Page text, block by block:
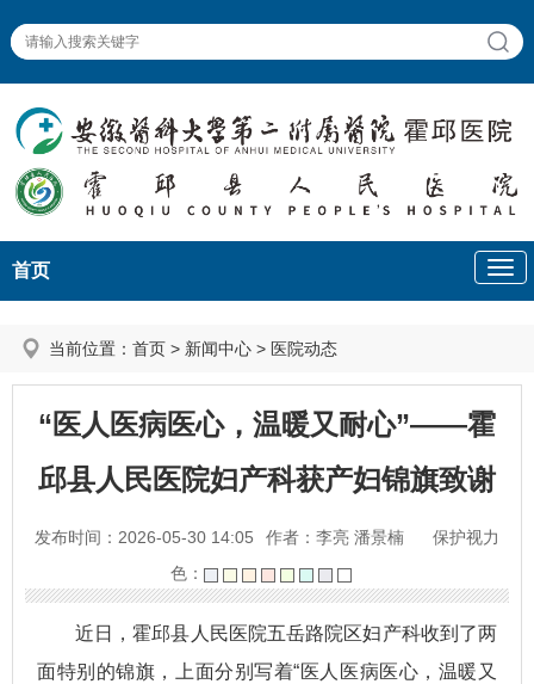
首页
当前位置： 首页 > 新闻中心 > 医院动态
“医人医病医心，温暖又耐心”——霍
邱县人民医院妇产科获产妇锦旗致谢
发布时间：2026-05-30 14:05 作者：李亮 潘景楠
保护视力
色：
近日，霍邱县人民医院五岳路院区妇产科收到了两
面特别的锦旗，上面分别写着“医人医病医心，温暖又